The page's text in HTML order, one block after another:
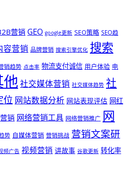
营销 GEO google更新 SEO策略 SEO趋
容营销 品牌营销 搜索引擎优化 搜索
销趋势 点击率 物流支付诚信 用户体验 电
他社交媒体营销 社交媒体趋势 社
位 网站数据分析 网站表现评估 网红
销 网络营销工具 网络营销推广 网
势 自媒体营销 营销挑战 营销文案研
频广告 视频营销 讲故事 谷歌更新 转化率